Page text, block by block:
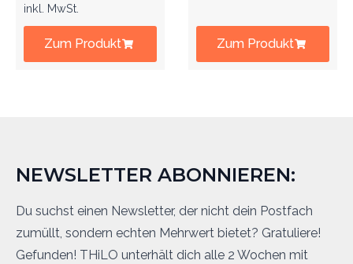
inkl. MwSt.
Zum Produkt Zum Produkt
NEWSLETTER ABONNIEREN:
Du suchst einen Newsletter, der nicht dein Postfach
zumüllt, sondern echten Mehrwert bietet? Gratuliere!
Gefunden! THiLO unterhält dich alle 2 Wochen mit